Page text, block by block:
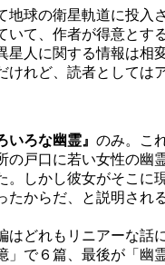
球の衛星軌道に投入
て、作者が得意と
人に関する情報は
れど、読者としては
ろな幽霊』 のみ。こ
戸口に若い女性の幽
しかし彼女がそこ
からだ、と説明さ
どれもリニアーな話
で６篇、最後が「